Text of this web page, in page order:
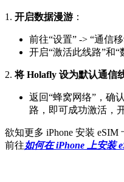
1. 开启数据漫游 ：
前往“设置” -> “通信
开启“激活此线路”和“
2.将 Holafly 设为默认通信
返回“蜂窝网络”，确
路，即可成功激活，
欲知更多 iPhone 安装
前往如何在 iPhone 上安装